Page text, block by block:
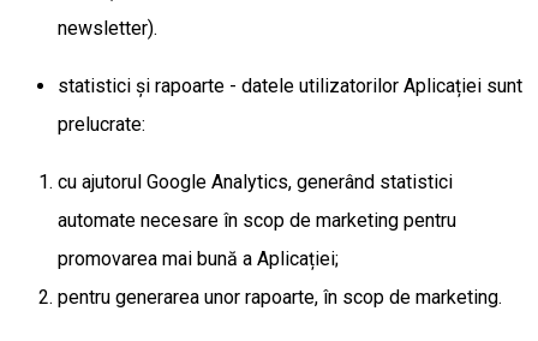
newsletter).
statistici și rapoarte - datele utilizatorilor Aplicației sunt
prelucrate:
cu ajutorul Google Analytics, generând statistici
automate necesare în scop de marketing pentru
promovarea mai bună a Aplicației;
pentru generarea unor rapoarte, în scop de marketing.